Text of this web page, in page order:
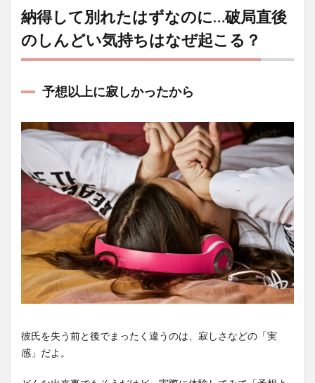
納得して別れたはずなのに…破局直後
のしんどい気持ちはなぜ起こる？
予想以上に寂しかったから
彼氏を失う前と後でまったく違うのは、寂しさなどの「実
感」だよ。